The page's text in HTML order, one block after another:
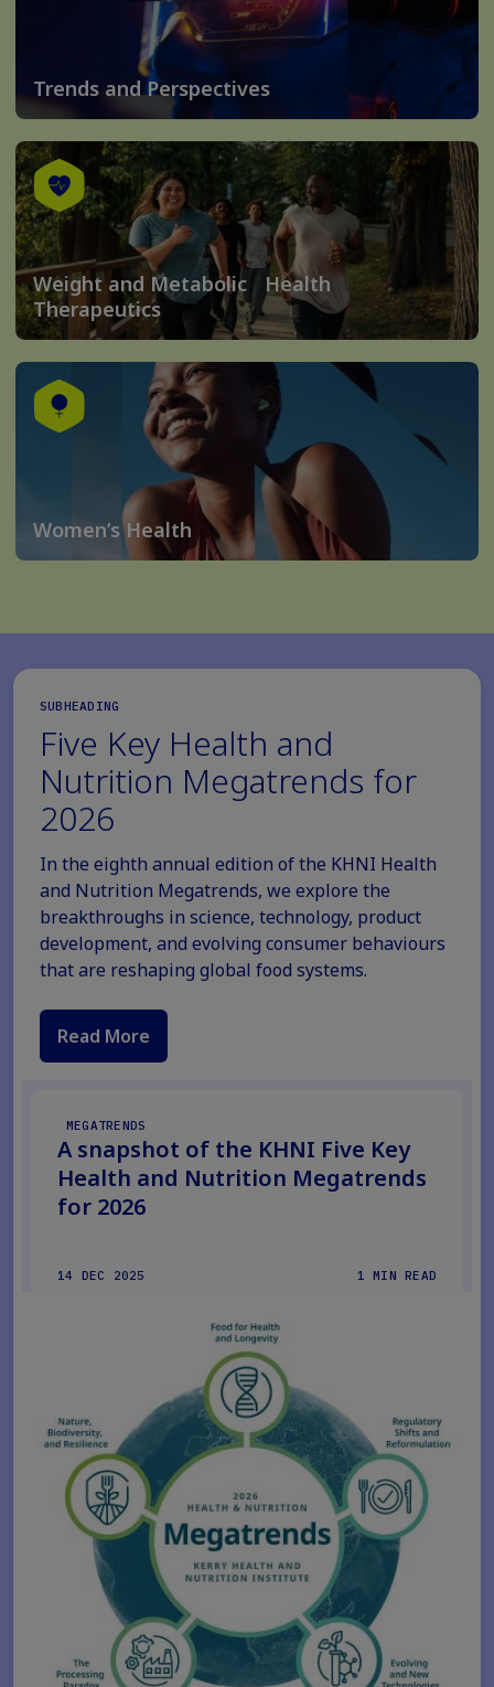
Trends and Perspectives
Weight and Metabolic Health
Therapeutics
Women’s Health
SUBHEADING
Five Key Health and
Nutrition Megatrends for
2026
In the eighth annual edition of the KHNI Health
and Nutrition Megatrends, we explore the
breakthroughs in science, technology, product
development, and evolving consumer behaviours
that are reshaping global food systems.
Read More
MEGATRENDS
A snapshot of the KHNI Five Key
Health and Nutrition Megatrends
for 2026
14 DEC 2025 1 MIN READ